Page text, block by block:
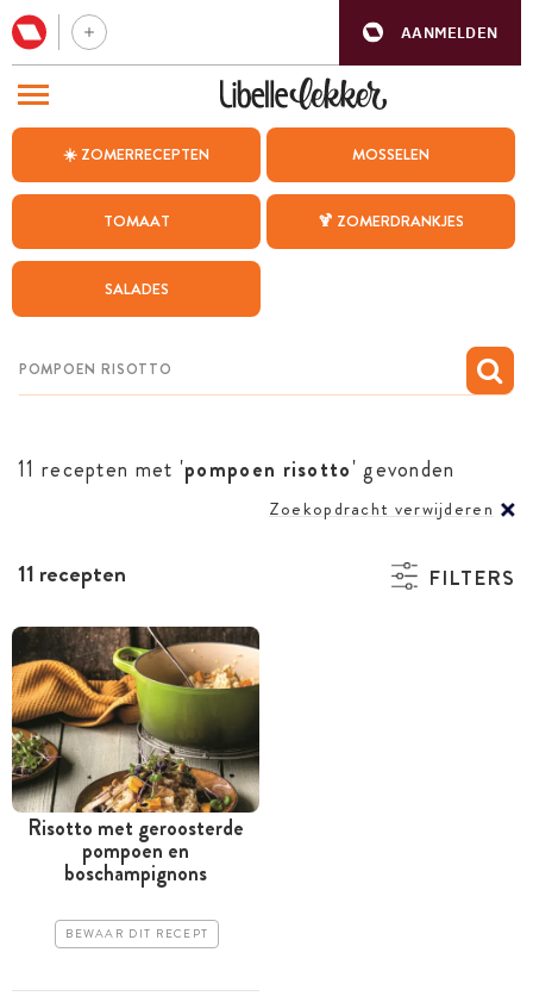
AANMELDEN
☀️ ZOMERRECEPTEN MOSSELEN
TOMAAT 🍹 ZOMERDRANKJES
SALADES
11 recepten met 'pompoen risotto' gevonden
Zoekopdracht verwijderen
11 recepten FILTERS
Risotto met geroosterde
pompoen en
boschampignons
BEWAAR DIT RECEPT
BEZOEK ONZE ANDERE WEBSITES
WEEKMENU
CHAT MET MAIA
MIJN BEWAARDE RECEPTEN